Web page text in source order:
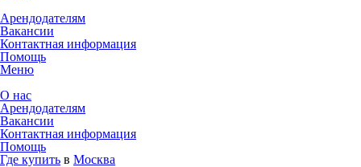
Арендодателям
Вакансии
Контактная информация
Помощь
Меню
О нас
Арендодателям
Вакансии
Контактная информация
Помощь
Где купить в Москва